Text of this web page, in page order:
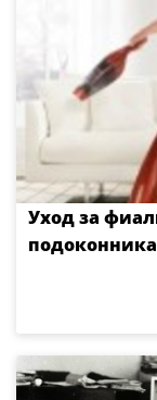
Уход за
подоконника